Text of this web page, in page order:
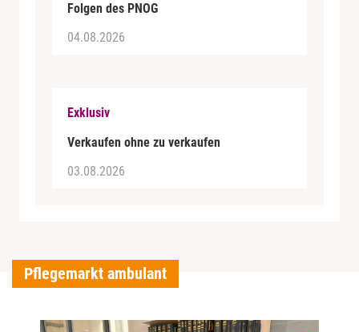
Folgen des PNOG
04.08.2026
Exklusiv
Verkaufen ohne zu verkaufen
03.08.2026
Pflegemarkt ambulant